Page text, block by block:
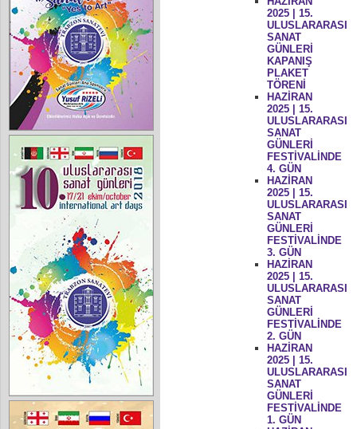
2025 | 15.
ULUSLARARASI
SANAT
GÜNLERİ
KAPANIŞ
PLAKET
TÖRENİ
HAZİRAN
2025 | 15.
ULUSLARARASI
SANAT
GÜNLERİ
FESTİVALİNDE
4. GÜN
HAZİRAN
2025 | 15.
ULUSLARARASI
SANAT
GÜNLERİ
FESTİVALİNDE
3. GÜN
HAZİRAN
2025 | 15.
ULUSLARARASI
SANAT
GÜNLERİ
FESTİVALİNDE
2. GÜN
HAZİRAN
2025 | 15.
ULUSLARARASI
SANAT
GÜNLERİ
FESTİVALİNDE
1. GÜN